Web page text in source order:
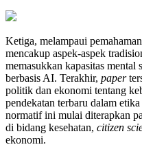
Ketiga, melampaui
mencakup aspek-aspek
memasukkan kapasitas mental
berbasis AI. Terakhir, paper
politik dan ekonomi tentang
pendekatan terbaru dalam
normatif ini mulai diterapkan
di bidang kesehatan, citizen
ekonomi.